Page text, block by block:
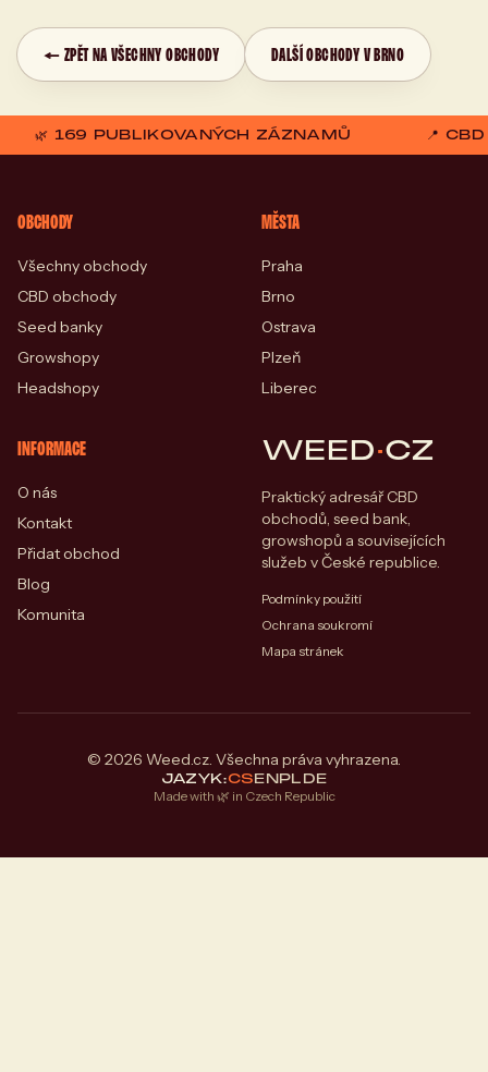
← ZPĚT NA VŠECHNY OBCHODY DALŠÍ OBCHODY V BRNO
🌿 169 PUBLIKOVANÝCH ZÁZNAMŮ 📍
OBCHODY
Všechny obchody
CBD obchody
Seed banky
Growshopy
Headshopy
MĚSTA
Praha
Brno
Ostrava
Plzeň
Liberec
INFORMACE
O nás
Kontakt
Přidat obchod
Blog
Komunita
WEED·CZ
Praktický adresář CBD
obchodů, seed bank,
growshopů a souvisejících
služeb v České republice.
Podmínky použití
Ochrana soukromí
Mapa stránek
© 2026 Weed.cz. Všechna práva vyhrazena.
JAZYK:CSENPLDE
Made with 🌿 in Czech Republic